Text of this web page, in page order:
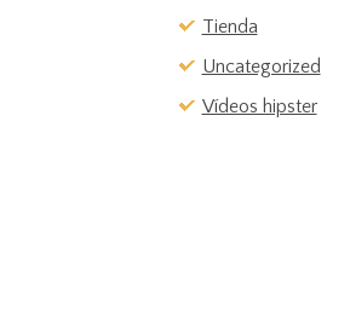
Tienda
Uncategorized
Vídeos hipster